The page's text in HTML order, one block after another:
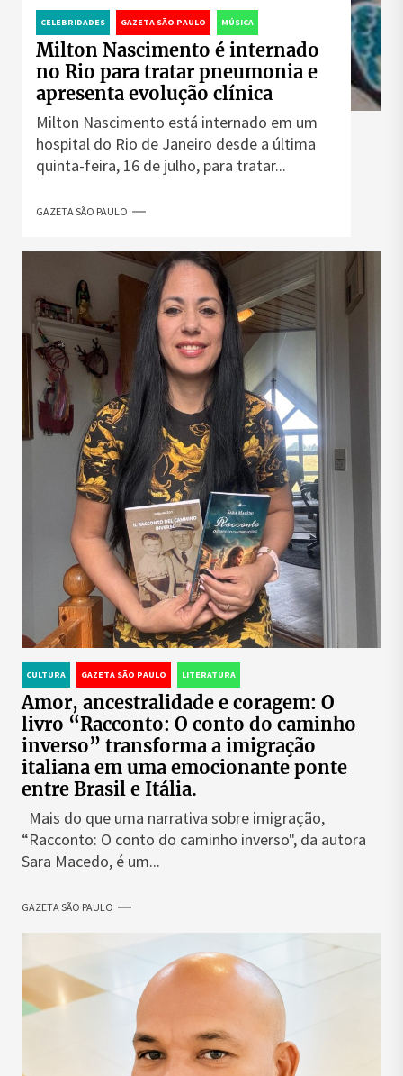
CELEBRIDADES GAZETA SÃO PAULO MÚSICA
Milton Nascimento é internado
no Rio para tratar pneumonia e
apresenta evolução clínica
Milton Nascimento está internado em um
hospital do Rio de Janeiro desde a última
quinta-feira, 16 de julho, para tratar...
GAZETA SÃO PAULO
CULTURA GAZETA SÃO PAULO LITERATURA
Amor, ancestralidade e coragem: O
livro “Racconto: O conto do caminho
inverso” transforma a imigração
italiana em uma emocionante ponte
entre Brasil e Itália.
Mais do que uma narrativa sobre imigração,
“Racconto: O conto do caminho inverso", da autora
Sara Macedo, é um...
GAZETA SÃO PAULO